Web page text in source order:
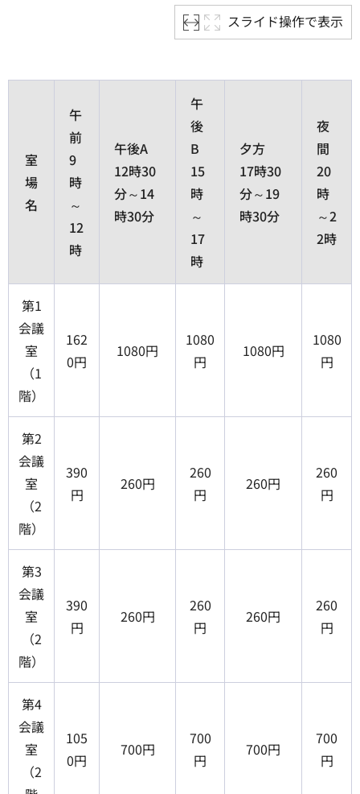
スライド操作で表示
室
場
名
午
前
9
時
～
12
時
午後A
12時30
分～14
時30分
午
後
B
15
時
～
17
時
夕方
17時30
分～19
時30分
夜
間
20
時
～2
2時
第1
会議
室
（1
階）
162
0円
1080円
1080
円
1080円
1080
円
第2
会議
室
（2
階）
390
円
260円
260
円
260円
260
円
第3
会議
室
（2
階）
390
円
260円
260
円
260円
260
円
第4
会議
室
（2
105
0円
700円
700
円
700円
700
円